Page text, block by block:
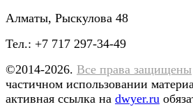
Алматы, Рыскулова 48
Тел.: +7 717 297-34-49
©2014-2026. Все права защищены
частичном использовании
активная ссылка на dwyer.ru